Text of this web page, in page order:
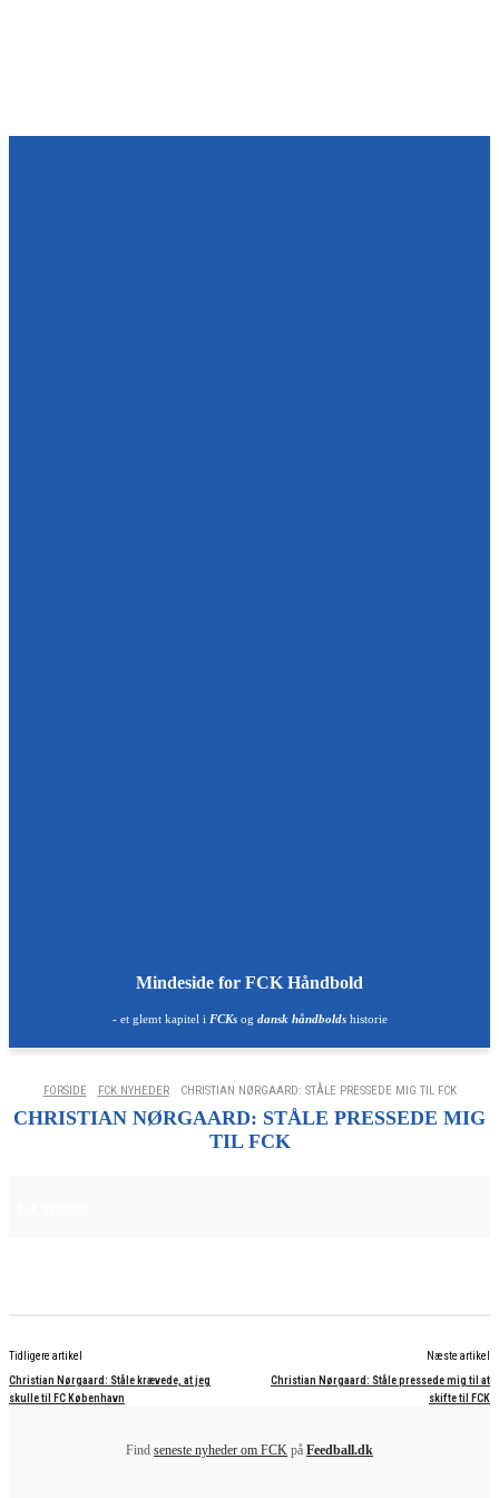
Mindeside for FCK Håndbold
- et glemt kapitel i FCKsog dansk håndboldshistorie
FORSIDE FCK NYHEDER CHRISTIAN NØRGAARD: STÅLE PRESSEDE MIG TIL FCK
CHRISTIAN NØRGAARD: STÅLE PRESSEDE MIG
TIL FCK
Tidligere artikel
Christian Nørgaard: Ståle krævede, at jeg
skulle til FC København
Næste artikel
Christian Nørgaard: Ståle pressede mig til at
skifte til FCK
Find seneste nyheder om FCK på Feedball.dk